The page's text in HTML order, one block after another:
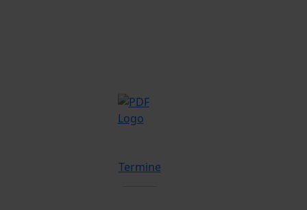
Termine